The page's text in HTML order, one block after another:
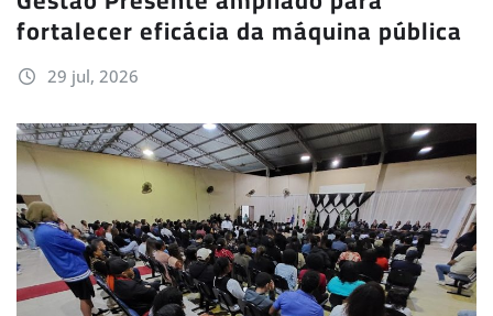
fortalecer eficácia da máquina pública
29 jul, 2026